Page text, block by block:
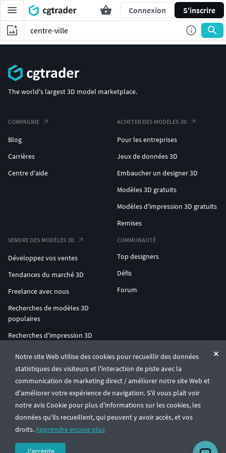
Connexion S'inscrire
Notre site Web utilise des cookies pour recueillir des données
statistiques des visiteurs et l'interaction de piste avec la
communication de marketing direct / améliorer notre site Web et
d'améliorer votre expérience de navigation. S'il vous plaît voir
notre avis Cookie pour plus d'informations sur les cookies, les
données qu'ils recueillent, qui peuvent y avoir accès, et vos
droits.Apprendre encore plus
J'accepte
The world's largest 3D model marketplace.
COMPAGNIE
Blog
Carrières
Centre d'aide
ACHETER DES MODÈLES 3D
Pour les entreprises
Jeux de données 3D
Embaucher un designer 3D
Modèles 3D gratuits
Modèles d'impression 3D gratuits
Remises
VENDRE DES MODÈLES 3D
Développez vos ventes
Tendances du marché 3D
Freelance avec nous
Recherches de modèles 3D
populaires
Recherches d'impression 3D
COMMUNAUTÉ
Top designers
Défis
Forum
ENTERPRISE 3D AT SCALE
© CGTrader 2011-2026
UAB CGTrader, Antakalnio st. 17, Vilnius, Lithuania
Conditions généralesConfidentialité🇫🇷 Français